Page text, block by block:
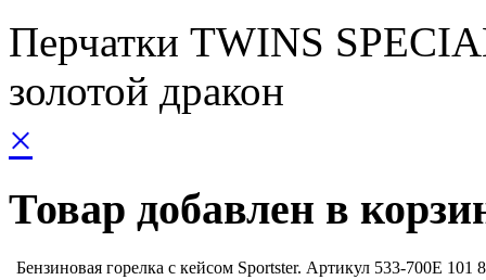
Перчатки TWINS
золотой дракон
×
Товар добавлен в
Бензиновая горелка с кейсом Sportster. Артикул 533-700E 101